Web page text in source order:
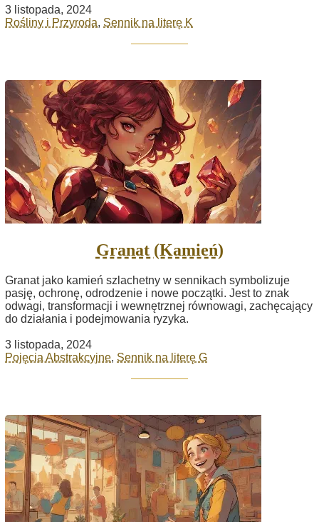
3 listopada, 2024
Rośliny i Przyroda, Sennik na literę K
Granat (Kamień)
Granat jako kamień szlachetny w sennikach symbolizuje
pasję, ochronę, odrodzenie i nowe początki. Jest to znak
odwagi, transformacji i wewnętrznej równowagi, zachęcający
do działania i podejmowania ryzyka.
3 listopada, 2024
Pojęcia Abstrakcyjne, Sennik na literę G